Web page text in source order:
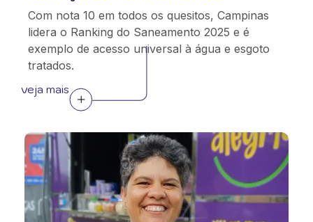
Com nota 10 em todos os quesitos, Campinas
lidera o Ranking do Saneamento 2025 e é
exemplo de acesso universal à água e esgoto
tratados.
veja mais